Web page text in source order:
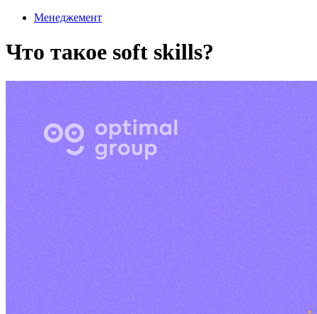
Менеджемент
Что такое soft skills?